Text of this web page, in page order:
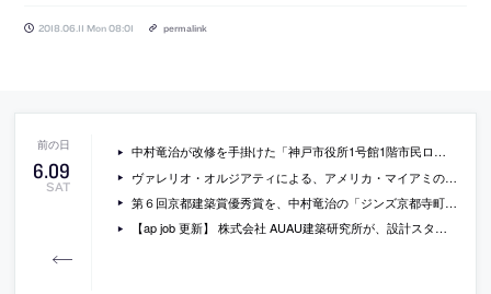
2018.06.11 Mon 08:01 permalink
6.09
SAT
中村竜治が改修を手掛けた「神戸市役所1号館1階市民ロビー」の写真
ヴァレリオ・オルジアティによる、アメリカ・マイアミの、セリーヌの旗艦店の写真
第６回京都建築賞優秀賞を、中村竜治の「ジンズ京都寺町通」と竹中工務店の「下鴨糺の杜」が受賞。
【ap job 更新】 株式会社 AUAU建築研究所が、設計スタッフ（正社員）を募集中